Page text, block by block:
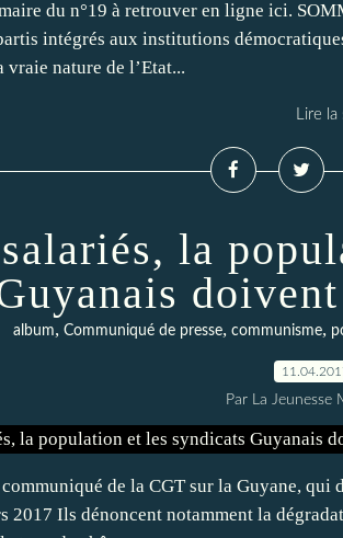
du n°19 à retrouver en ligne ici.
intégrés aux institutions
vraie nature de l’Etat...
Lire la
la
album, Communiqué de presse, communisme,
Par La Jeunesse
de la CGT sur la Guyane,
2017 Ils dénoncent notamment la